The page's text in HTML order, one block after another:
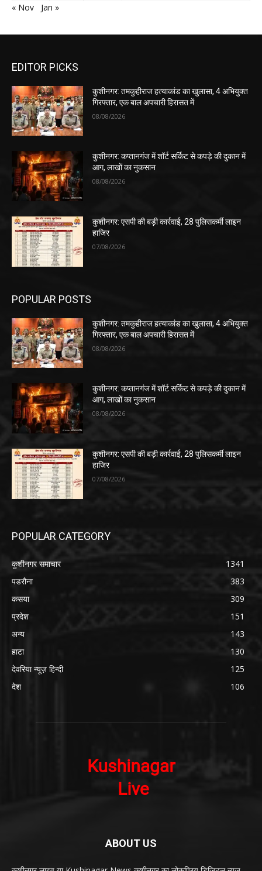
« Nov
Jan »
EDITOR PICKS
कुशीनगर: तमकुहीराज हत्याकांड का खुलासा, 4 अभियुक्त
गिरफ्तार, एक बाल अपचारी हिरासत में
08/08/2026
कुशीनगर: कप्तानगंज में शॉर्ट सर्किट से कपड़े की दुकान में
आग, लाखों का नुकसान
08/08/2026
कुशीनगर: एसपी की बड़ी कार्रवाई, 28 पुलिसकर्मी लाइन
हाजिर
07/08/2026
POPULAR POSTS
कुशीनगर: तमकुहीराज हत्याकांड का खुलासा, 4 अभियुक्त
गिरफ्तार, एक बाल अपचारी हिरासत में
08/08/2026
कुशीनगर: कप्तानगंज में शॉर्ट सर्किट से कपड़े की दुकान में
आग, लाखों का नुकसान
08/08/2026
कुशीनगर: एसपी की बड़ी कार्रवाई, 28 पुलिसकर्मी लाइन
हाजिर
07/08/2026
POPULAR CATEGORY
कुशीनगर समाचार
1341
पडरौना
383
कसया
309
प्रदेश
151
अन्य
143
हाटा
130
देवरिया न्यूज़ हिन्दी
125
देश
106
ABOUT US